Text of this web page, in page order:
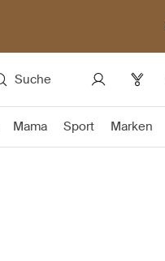
Suche
Mama Sport Marken